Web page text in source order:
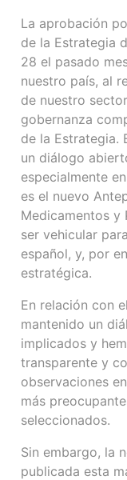
La aprobación
de la Estrategia
28 el pasado
nuestro país, al
de nuestro
gobernanza
de la Estrategia.
un diálogo
especialmente
es el nuevo
Medicamentos y
ser vehicular
español, y, por
estratégica.
En relación con
mantenido un
implicados y
transparente y
observaciones
más
seleccionados.
Sin embargo, la
publicada esta